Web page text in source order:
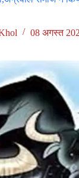
08 अगस्त